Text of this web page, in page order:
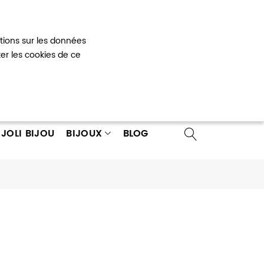
sur les données
les cookies de ce
compte
BIJOU BIJOUX BLOG